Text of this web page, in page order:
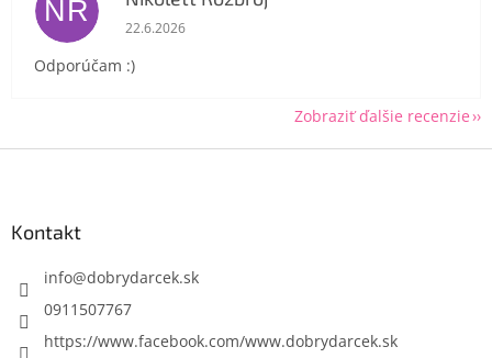
NR Hodnotenie obchodu je 5 z 5 hviezdičiek.
22.6.2026
Odporúčam :)
Zobraziť ďalšie recenzie
Kontakt
info@dobrydarcek.sk
0911507767
https://www.facebook.com/www.dobrydarcek.sk